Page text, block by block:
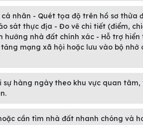
nhân - Quét tọa độ trên hồ sơ thửa
sát thực địa - Đo vẽ chi tiết (điểm,
nhà đất chính xác - Hỗ trợ hiển
mạng xã hội hoặc lưu vào bộ nhớ
hàng ngày theo khu vực quan tâm,
cần tìm nhà đất nhanh chóng và